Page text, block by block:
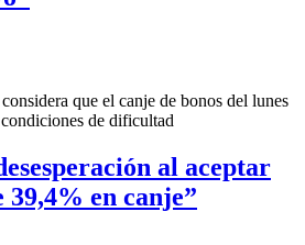
que el canje de bonos del lunes
de dificultad
al aceptar
en canje”